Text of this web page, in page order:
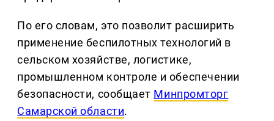
По его словам, это позволит расширить
применение беспилотных технологий в
сельском хозяйстве, логистике,
промышленном контроле и обеспечении
безопасности, сообщает Минпромторг
Самарской области.